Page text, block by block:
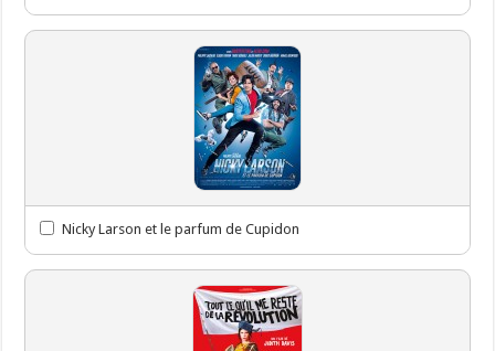
Nicky Larson et le parfum de Cupidon